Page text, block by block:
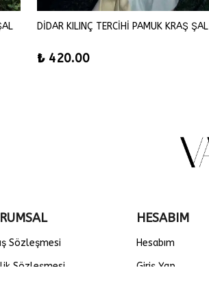
DİDAR KILINÇ TERCİHİ PAMUK KRAŞ ŞAL
₺ 420.00
Sözleşmesi
Sözleşmesi
HESABIM
Hesabım
Giriş Yap